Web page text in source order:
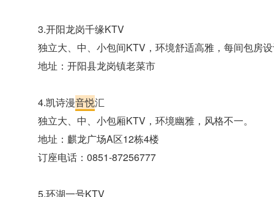
3.开阳龙岗千缘KTV
独立大、中、小包间KTV，环境舒适高雅，每间包房
地址：开阳县龙岗镇老菜市
4.凯诗漫音悦汇
独立大、中、小包厢KTV，环境幽雅，风格不一。
地址：麒龙广场A区12栋4楼
订座电话：0851-87256777
5.环湖一号KTV